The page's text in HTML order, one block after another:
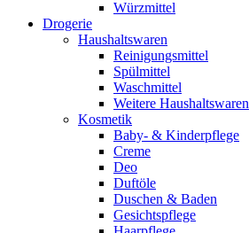
Würzmittel
Drogerie
Haushaltswaren
Reinigungsmittel
Spülmittel
Waschmittel
Weitere Haushaltswaren
Kosmetik
Baby- & Kinderpflege
Creme
Deo
Duftöle
Duschen & Baden
Gesichtspflege